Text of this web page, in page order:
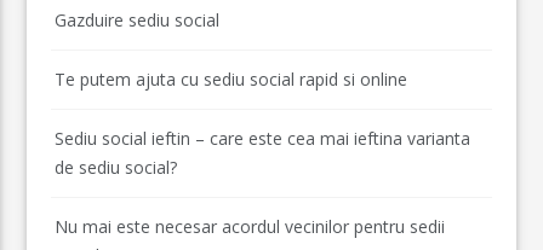
Gazduire sediu social
Te putem ajuta cu sediu social rapid si online
Sediu social ieftin – care este cea mai ieftina varianta
de sediu social?
Nu mai este necesar acordul vecinilor pentru sedii